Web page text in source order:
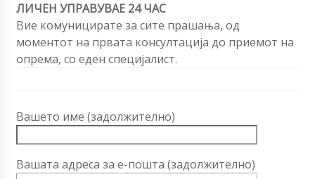
ЛИЧЕН УПРАВУВАЕ 24 ЧАС
Вие комуницирате за сите прашања, од
моментот на првата консултација до приемот на
опрема, со еден специјалист.
Вашето име (задолжително)
Вашата адреса за е-пошта (задолжително)